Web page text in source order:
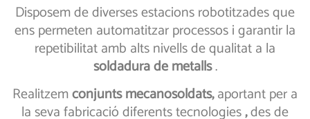
Disposem de diverses estacions robotitzades que
ens permeten automatitzar processos i garantir la
repetibilitat amb alts nivells de qualitat a la
soldadura de metalls.
Realitzemconjunts mecanosoldats,aportant per a
la seva fabricació diferents tecnologies,des de